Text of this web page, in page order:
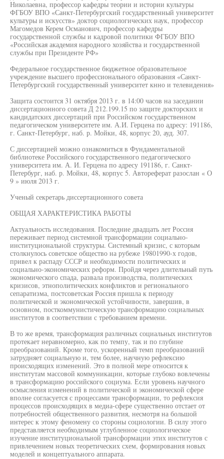
Николаевна, профессор кафедры теории и истории культуры
ФГБОУ ВПО «Санкт-Петербургский государственный университет
культуры и искусств» доктор социологических наук, профессор
Магомедов Керем Османович, профессор кафедры
государственной службы и кадровой политики ФГБОУ ВПО
«Российская академия народного хозяйства и государственной
службы при Президенте РФ»
Федеральное государственное бюджетное образовательное
учреждение высшего профессионального образования «Санкт-
Петербургский государственный университет кнно и телевидения»
Защита состоится 31 октября 2013 г. в 14:00 часов на заседании
диссертационного совета Д 212.199.15 по защите докторских и
кандидатских диссертаций при Российском государственном
педагогическом университете им. А.И. Герцена по адресу: 191186,
г. Санкт-Петербург, наб. р. Мойки, 48, корпус 20, ауд. 307.
С диссертацией можно ознакомиться в Фундаментальной
библиотеке Российского государственного педагогического
университета им. А. И. Герцена по адресу 191186, г. Санкт-
Петербург, наб. р. Мойки, 48, корпус 5. Автореферат разослан « О
9 » июля 2013 г.
Ученый секретарь диссертационного совета
ОБЩАЯ ХАРАКТЕРИСТИКА РАБОТЫ
Актуальность исследования. Последние двадцать лет Россия
переживает период системной трансформации социально-
институциональной структуры. Системный кризис, с которым
столкнулось советское общество на рубеже 19801990-х годов,
привел к распаду СССР и необходимости политических и
социально-экономических реформ. Пройдя через длительный путь
экономического спада, развала производства, политических
кризисов, этнополитических конфликтов и регионального
сепаратизма, постсоветская Россия пришла к периоду
политической и экономической устойчивости, завершив, в
основном, посткоммунистическую трансформацию социальных
институтов в соответствии с требованием времени.
В то же время, трансформация различных социальных институтов
протекает неравномерно, как по темпу, так и по глубине
преобразований. Кроме того, ускоренный темп преобразований
затрудняет социальную и, тем более, научную рефлексию
происходящих изменений. Это в полной мере относится к
институтам массовой коммуникации, которые глубоко вовлечены
в трансформацию российского социума. Если уровень научного
осмысления изменений в политической и экономической сфере
вполне согласуется с процессами трансформации, то рефлексия
процессов происходящих в медиа-сфере существенно отстает от
потребностей общественного развития, несмотря на большой
интерес к этому феномену со стороны социологии. В силу этого
представляется необходимым углубленное социологическое
изучение институциональной трансформации этих институтов с
привлечением новых теоретических схем, формирования новых
моделей и концептуального аппарата.